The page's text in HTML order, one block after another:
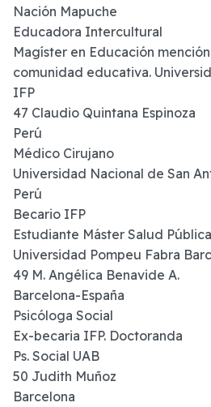
Nación Mapuche
Educadora Intercultural
Magíster en Educación
comunidad educativa.
IFP
47 Claudio Quintana Espinoza
Perú
Médico Cirujano
Universidad Nacional de San
Perú
Becario IFP
Estudiante Máster Salud Pública
Universidad Pompeu Fabra
49 M. Angélica Benavide A.
Barcelona-España
Psicóloga Social
Ex-becaria IFP. Doctoranda
Ps. Social UAB
50 Judith Muñoz
Barcelona